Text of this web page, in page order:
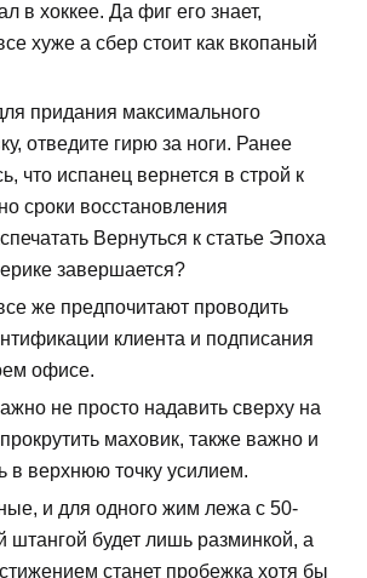
в хоккее. Да фиг его знает,
хуже а сбер стоит как вкопаный
придания максимального
отведите гирю за ноги. Ранее
что испанец вернется в строй к
сроки восстановления
Вернуться к статье Эпоха
завершается?
же предпочитают проводить
клиента и подписания
офисе.
не просто надавить сверху на
маховик, также важно и
в верхнюю точку усилием.
и для одного жим лежа с 50-
штангой будет лишь разминкой, а
станет пробежка хотя бы